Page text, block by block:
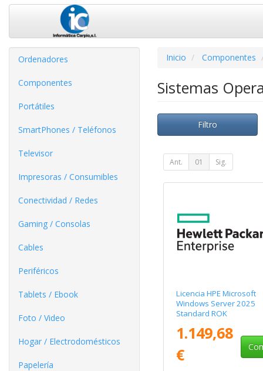
Ordenadores
Componentes
Portátiles
SmartPhones / Teléfonos
Televisor
Impresoras / Consumibles
Conectividad / Redes
Gaming / Consolas
Cables
Periféricos
Tablets / Ebook
Foto / Video
Hogar / Electrodomésticos
Papelería
Inicio Componentes
Sistemas
Filtro
Ant. 01 Sig.
Licencia HPE Microsoft
Windows Server 2025
Standard ROK
1.149,68
€